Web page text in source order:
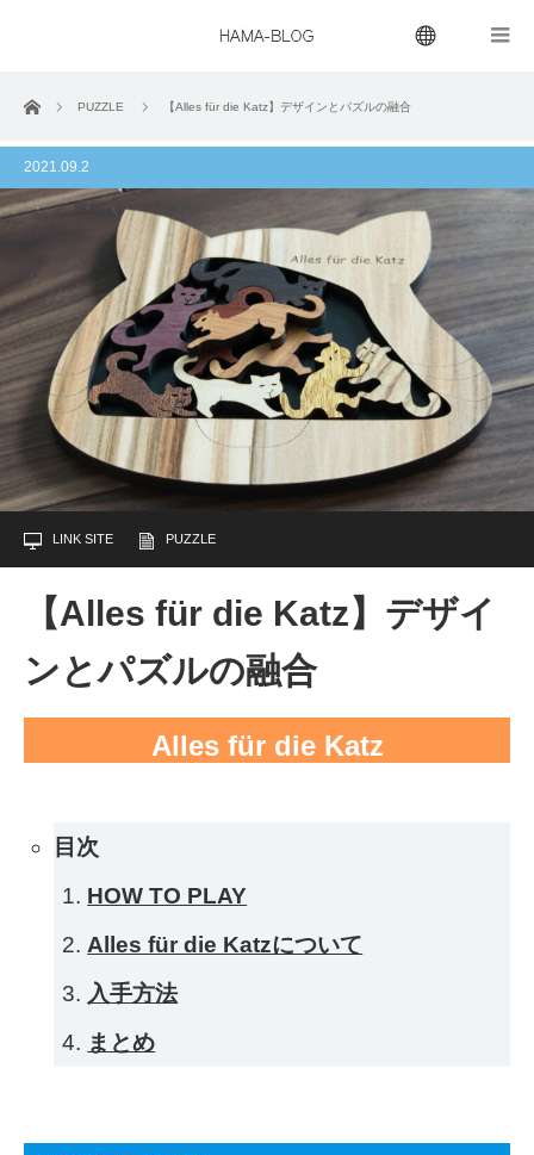
ホーム PUZZLE 【Alles für die Katz】デザインとパズルの融合
2021.09.2
LINK SITE PUZZLE
【Alles für die Katz】デザイ
ンとパズルの融合
Alles für die Katz
目次
HOW TO PLAY
Alles für die Katzについて
入手方法
まとめ